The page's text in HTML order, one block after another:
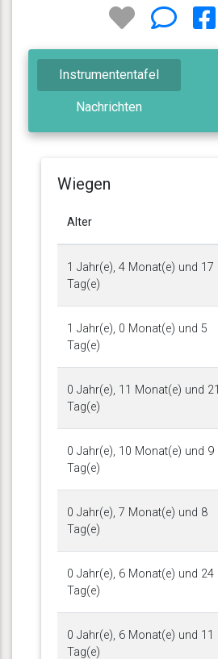
Instrumententafel
Nachrichten
Wiegen
Alter
1 Jahr(e), 4 Monat(e) und 17
Tag(e)
1 Jahr(e), 0 Monat(e) und 5
Tag(e)
0 Jahr(e), 11 Monat(e) und 21
Tag(e)
0 Jahr(e), 10 Monat(e) und 9
Tag(e)
0 Jahr(e), 7 Monat(e) und 8
Tag(e)
0 Jahr(e), 6 Monat(e) und 24
Tag(e)
0 Jahr(e), 6 Monat(e) und 11
Tag(e)